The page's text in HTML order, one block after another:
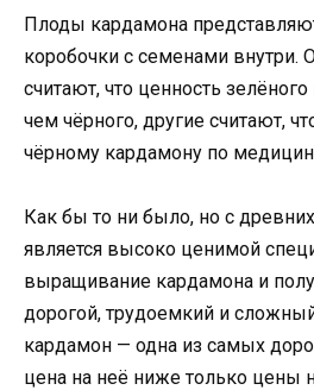
Плоды кардамона
коробочки с семенами внутри.
считают, что ценность
чем чёрного, другие считают,
чёрному кардамону по
Как бы то ни было, но с
является высоко ценимой
выращивание кардамона и
дорогой, трудоемкий и
кардамон — одна из самых
цена на неё ниже только цены